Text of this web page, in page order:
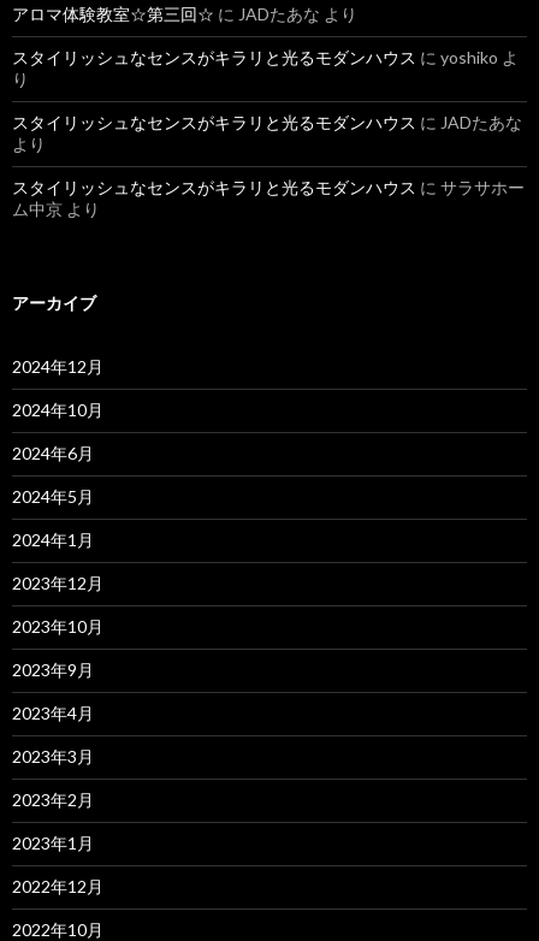
アロマ体験教室☆第三回☆ に JADたあな より
スタイリッシュなセンスがキラリと光るモダンハウス に yoshiko よ
り
スタイリッシュなセンスがキラリと光るモダンハウス に JADたあな
より
スタイリッシュなセンスがキラリと光るモダンハウス に サラサホー
ム中京 より
アーカイブ
2024年12月
2024年10月
2024年6月
2024年5月
2024年1月
2023年12月
2023年10月
2023年9月
2023年4月
2023年3月
2023年2月
2023年1月
2022年12月
2022年10月